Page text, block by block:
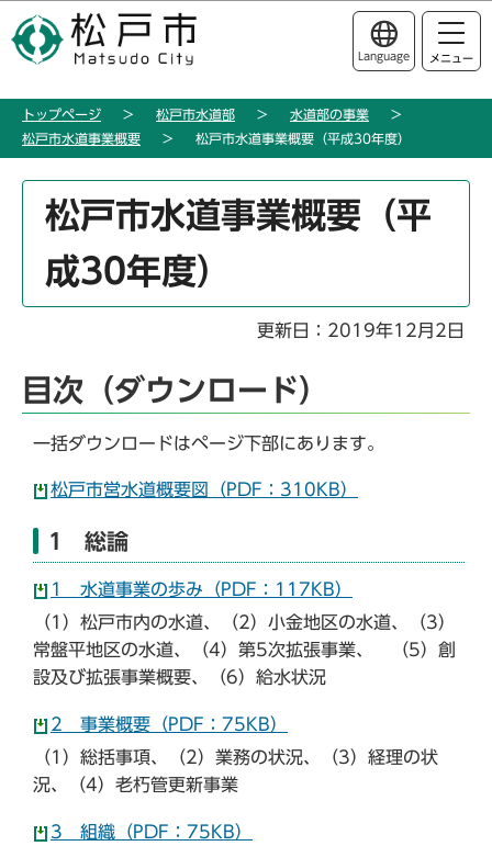
の
ー
このページの本文へ移動
Language メニュー
トップページ 松戸市水道部
水道部の事業
松戸市水道事業概要
松戸市水道事業概要（平成30年度）
か
松戸市水道事業概要（平
成30年度）
更新日：2019年12月2日
目次（ダウンロード）
一括ダウンロードはページ下部にあります。
松戸市営水道概要図（PDF：310KB）
1 総論
1 水道事業の歩み（PDF：117KB）
（1）松戸市内の水道、（2）小金地区の水道、（3）
常盤平地区の水道、（4）第5次拡張事業、 （5）創
設及び拡張事業概要、（6）給水状況
2 事業概要（PDF：75KB）
（1）総括事項、（2）業務の状況、（3）経理の状
況、（4）老朽管更新事業
3 組織（PDF：75KB）